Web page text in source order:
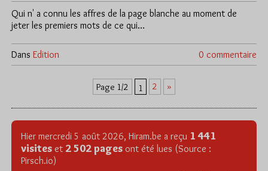
Qui n' a connu les affres de la page blanche au moment de
jeter les premiers mots de ce qui…
Dans Edition 0 commentaire
Page 1/2 1 2 »
Hier mercredi 5 août 2026, Hiram.be a reçu 1 441
visites et 2 502 pages ont été lues (Source :
Pirsch.io)